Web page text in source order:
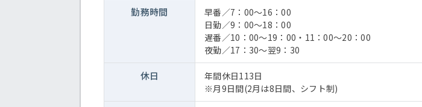
勤務時間
早番／7：00～16：00
日勤／9：00～18：00
遅番／10：00～19：00・11：00～20：00
夜勤／17：30～翌9：30
休日
年間休日113日
※月9日間(2月は8日間、シフト制)